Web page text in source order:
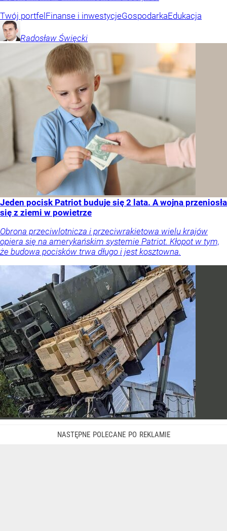
Twój portfelFinanse i inwestycjeGospodarkaEdukacja
Radosław Święcki
Jeden pocisk Patriot buduje się 2 lata. A wojna przeniosła
się z ziemi w powietrze
Obrona przeciwlotnicza i przeciwrakietowa wielu krajów
opiera się na amerykańskim systemie Patriot. Kłopot w tym,
że budowa pocisków trwa długo i jest kosztowna.